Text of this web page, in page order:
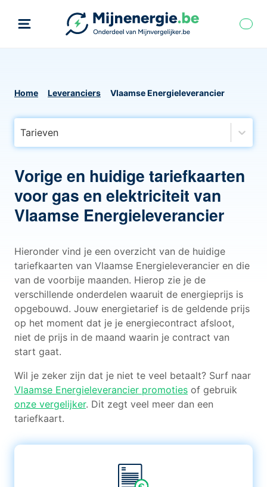
Home Leveranciers Vlaamse Energieleverancier
Tarieven
Vorige en huidige tariefkaarten
voor gas en elektriciteit van
Vlaamse Energieleverancier
Hieronder vind je een overzicht van de huidige
tariefkaarten van Vlaamse Energieleverancier en die
van de voorbije maanden. Hierop zie je de
verschillende onderdelen waaruit de energieprijs is
opgebouwd. Jouw energietarief is de geldende prijs
op het moment dat je je energiecontract afsloot,
niet de prijs in de maand waarin je contract van
start gaat.
Wil je zeker zijn dat je niet te veel betaalt? Surf naar
Vlaamse Energieleverancier promoties of gebruik
onze vergelijker. Dit zegt veel meer dan een
tariefkaart.